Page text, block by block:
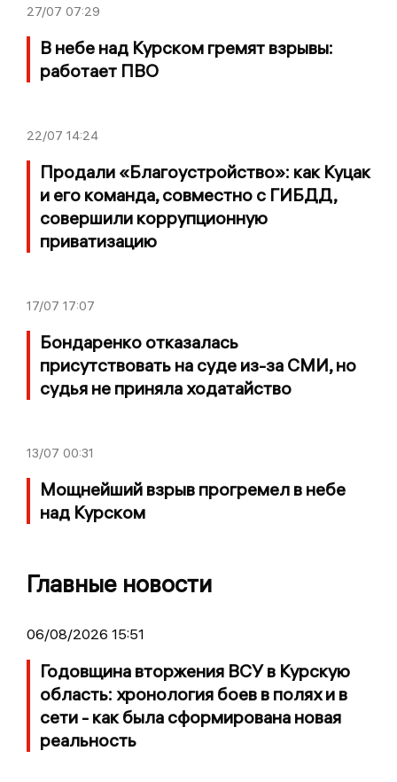
27/07 07:29
В небе над Курском гремят взрывы:
работает ПВО
22/07 14:24
Продали «Благоустройство»: как Куцак
и его команда, совместно с ГИБДД,
совершили коррупционную
приватизацию
17/07 17:07
Бондаренко отказалась
присутствовать на суде из-за СМИ, но
судья не приняла ходатайство
13/07 00:31
Мощнейший взрыв прогремел в небе
над Курском
Главные новости
06/08/2026 15:51
Годовщина вторжения ВСУ в Курскую
область: хронология боев в полях и в
сети - как была сформирована новая
реальность